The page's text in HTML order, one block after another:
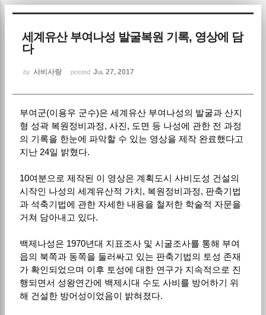
세계유산 부여나성 발굴복원 기록, 영상에 담
다
by 사비사랑 posted Jul 27, 2017
부여군(이용우 군수)은 세계유산 부여나성의 발굴과 산지
형 성곽 복원정비과정, 사진, 도면 등 나성에 관한 전 과정
의 기록을 한눈에 파악할 수 있는 영상을 제작 완료했다고
지난 24일 밝혔다.
10여분으로 제작된 이 영상은 계획도시 사비도성 건설의
시작인 나성의 세계유산적 가치, 복원정비과정, 판축기법
과 석축기법에 관한 자세한 내용을 철저한 학술적 자문을
거쳐 담아내고 있다.
백제나성은 1970년대 지표조사 및 시굴조사를 통해 부여
읍의 북쪽과 동쪽을 둘러싸고 있는 판축기법의 토성 존재
가 확인되었으며 이후 토성에 대한 연구가 지속적으로 진
행되면서 성왕연간에 백제시대 수도 사비를 방어하기 위
해 건설한 방어성이었음이 밝혀졌다.
Sketchbook5, 스케치북5
Sketchbook5, 스케치북5